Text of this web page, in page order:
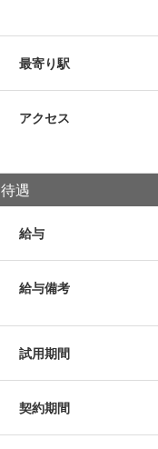
最寄り駅
アクセス
待遇
給与
給与備考
試用期間
契約期間